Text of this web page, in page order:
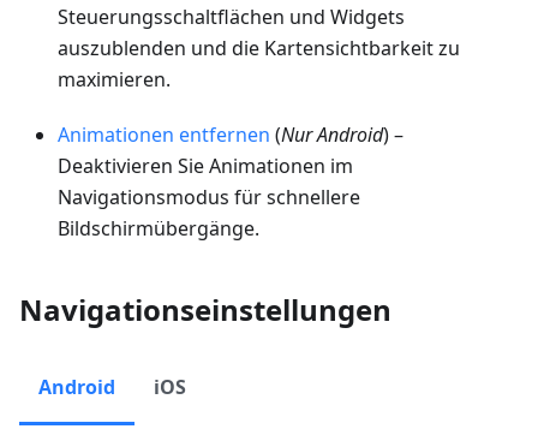
Steuerungsschaltflächen und Widgets
auszublenden und die Kartensichtbarkeit zu
maximieren.
Animationen entfernen (Nur Android) –
Deaktivieren Sie Animationen im
Navigationsmodus für schnellere
Bildschirmübergänge.
Navigationseinstellungen
Android iOS